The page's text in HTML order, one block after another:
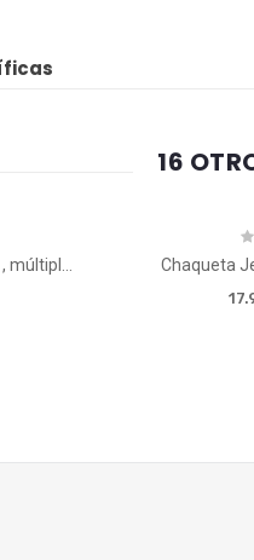
16
Delantal enfermería, modelo 1, múltiples tallas Chaqueta